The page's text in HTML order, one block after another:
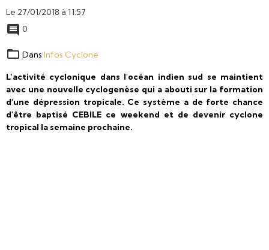
Le 27/01/2018 à 11:57
0
Dans Infos Cyclone
L'activité cyclonique dans l'océan indien sud se maintient
avec une nouvelle cyclogenèse qui a abouti sur la formation
d'une dépression tropicale. Ce système a de forte chance
d'être baptisé CEBILE ce weekend et de devenir cyclone
tropical la semaine prochaine.